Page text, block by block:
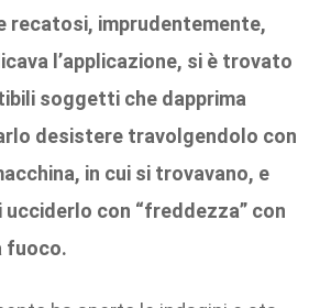
recatosi, imprudentemente,
l’applicazione, si è trovato
soggetti che dapprima
desistere travolgendolo con
in cui si trovavano, e
ucciderlo con “freddezza” con
fuoco.